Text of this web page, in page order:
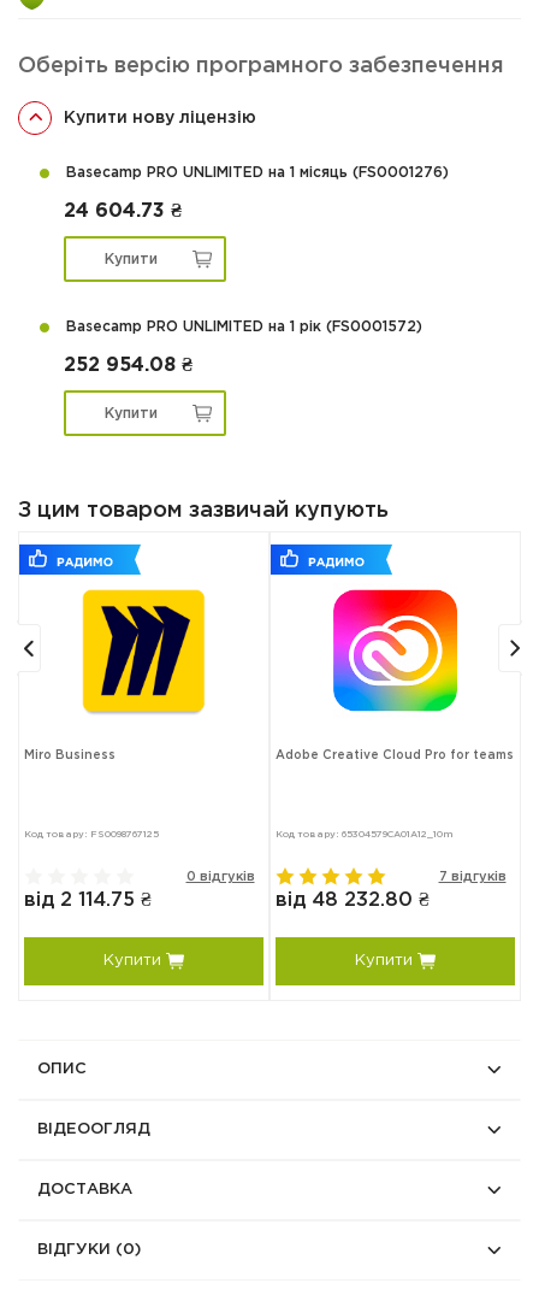
Оберіть версію програмного забезпечення
Купити нову ліцензію
Basecamp PRO UNLIMITED на 1 місяць (FS0001276)
24 604.73 ₴
Купити
Basecamp PRO UNLIMITED на 1 рік (FS0001572)
252 954.08 ₴
Купити
З цим товаром зазвичай купують
Miro Business
Код товару: FS0098767125
0 відгуків
від 2 114.75 ₴
Купити
Adobe Creative Cloud Pro for teams
Код товару: 65304579CA01A12_10m
7 відгуків
від 48 232.80 ₴
Купити
ОПИС
ВІДЕООГЛЯД
ДОСТАВКА
ВІДГУКИ (0)